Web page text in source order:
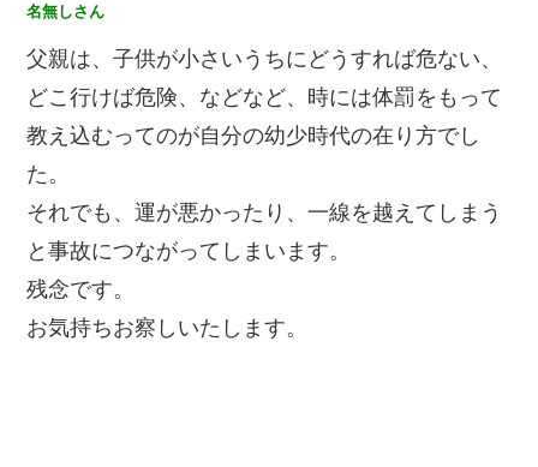
名無しさん
父親は、子供が小さいうちにどうすれば危ない、
どこ行けば危険、などなど、時には体罰をもって
教え込むってのが自分の幼少時代の在り方でし
た。
それでも、運が悪かったり、一線を越えてしまう
と事故につながってしまいます。
残念です。
お気持ちお察しいたします。